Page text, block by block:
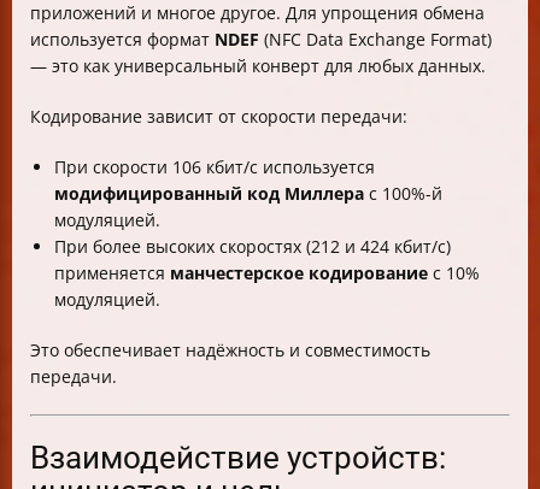
приложений и многое другое. Для упрощения обмена
используется формат NDEF (NFC Data Exchange Format)
— это как универсальный конверт для любых данных.
Кодирование зависит от скорости передачи:
При скорости 106 кбит/с используется
модифицированный код Миллера с 100%-й
модуляцией.
При более высоких скоростях (212 и 424 кбит/с)
применяется манчестерское кодирование с 10%
модуляцией.
Это обеспечивает надёжность и совместимость
передачи.
Взаимодействие устройств: